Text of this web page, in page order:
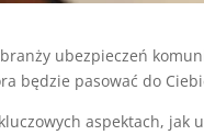
ubezpieczeń
będzie pasować do
aspektach, jak